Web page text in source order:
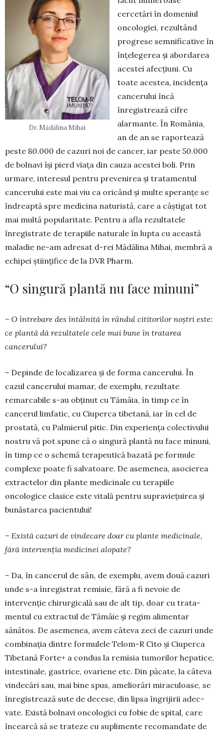
Dr. Mădălina Mihai
cercetări în domeniul
oncologiei, rezultând
progrese semnificative în
înțelegerea și abordarea
acestei afecțiuni. Cu
toate acestea, incidența
cancerului încă
înregistrează cifre
alarmante. În România,
an de an se raportează
peste 80.000 de cazuri noi de cancer, iar peste 50.000
de bolnavi își pierd viața din cauza acestei boli. Prin
urmare, interesul pentru prevenirea și tratamentul
cancerului este mai viu ca oricând și multe speranțe se
îndreaptă spre medicina naturistă, care a câștigat tot
mai multă popularitate. Pentru a afla rezultatele
înregistrate de terapiile naturale în lupta cu această
maladie ne-am adresat d-rei Mădălina Mihai, membră a
echipei științifice de la DVR Pharm.
“O singură plantă nu face minuni”
– O întrebare des întâlnită în rândul citi­torilor noștri este:
ce plantă dă rezultatele cele mai bune în tratarea
cancerului?
– Depinde de localizarea și de forma cancerului. În
cazul cancerului mamar, de exemplu, rezultate
remarcabile s-au obținut cu Tămâia, în timp ce în
cancerul limfatic, cu Ciuperca tibetană, iar în cel de
prostată, cu Palmierul pitic. Din expe­riența colec­tivului
nostru vă pot spune că o singură plantă nu face minuni,
în timp ce o schemă terapeutică bazată pe formule
complexe poate fi salvatoare. De aseme­nea, asocierea
extractelor din plante me­dicinale cu tera­piile
oncologice clasice este vitală pentru supra­viețuirea și
bunăstarea pacientului!
– Există cazuri de vindecare doar cu plante me­dicinale,
fără intervenția medi­cinei alopate?
– Da, în cancerul de sân, de exemplu, avem două cazuri
unde s-a înregistrat re­misie, fără a fi nevoie de
intervenție chi­rurgicală sau de alt tip, doar cu trata­
mentul cu extractul de Tămâie și regim alimentar
sănătos. De asemenea, avem câteva zeci de cazuri unde
combinația dintre formulele Telom-R Cito și Ciu­perca
Tibetană Forte+ a condus la re­misia tumorilor hepatice,
in­testinale, gas­trice, ovariene etc. Din păca­te, la câteva
vindecări sau, mai bine spus, ameliorări mira­cu­loase, se
înregis­trează sute de decese, din lipsa îngrijirii adec­
vate. Există bolnavi oncologici cu fo­bie de spital, care
încearcă să se trateze cu su­pli­mente recomandate de